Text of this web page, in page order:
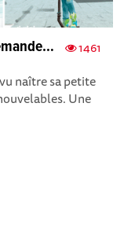
1461
naître sa petite
Une